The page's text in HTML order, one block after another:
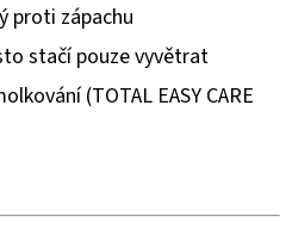
proti zápachu
stačí pouze vyvětrat
(TOTAL EASY CARE